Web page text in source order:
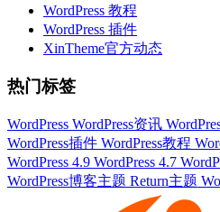
WordPress 教程
WordPress 插件
XinTheme官方动态
热门标签
WordPress WordPress资讯
WordPress插件 WordPress教程
WordPress 4.9 WordPress 4.7
WordPress博客主题 Return主题